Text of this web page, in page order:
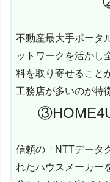
不動産最大手ポータ
ットワークを活かし
料を取り寄せること
工務店が多いのが特
信頼の「NTTデータ
れたハウスメーカー